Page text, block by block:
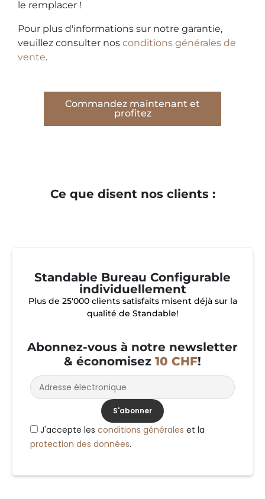
le remplacer !
Pour plus d'informations sur notre garantie,
veuillez consulter nos conditions générales de
vente.
Commandez maintenant et
profitez
Ce que disent nos clients :
Standable Bureau Configurable
individuellement
Plus de 25'000 clients satisfaits misent déjà sur la
qualité de Standable!
Abonnez-vous à notre newsletter
& économisez 10 CHF!
J'accepte les conditions générales et la
protection des données.
S'abonner